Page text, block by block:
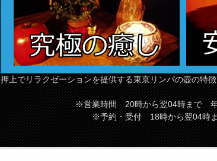
押上でリラクゼーションを提供する東京リンパの壺の特
※営業時間 20時から翌04時まで
※予約・受付 18時から翌04時